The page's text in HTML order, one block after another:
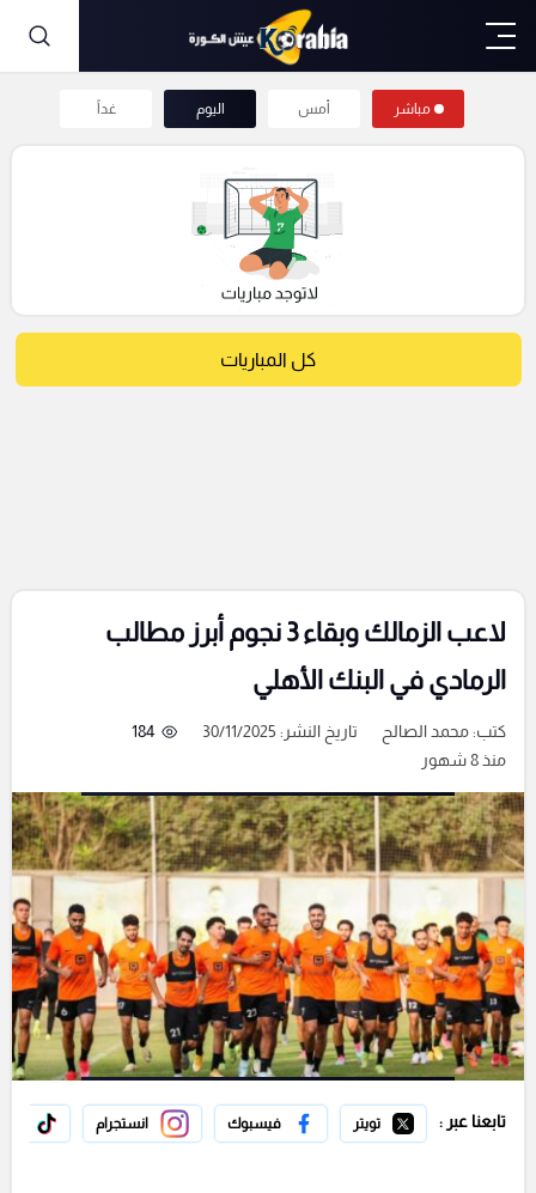
مباشر أمس اليوم غداً
كل المباريات
لاعب الزمالك وبقاء 3 نجوم أبرز مطالب
الرمادي في البنك الأهلي
كتب:محمد الصالح تاريخ النشر: 30/11/2025
184
منذ 8 شهور
تابعنا عبر : تويتر فيسبوك انستجرام